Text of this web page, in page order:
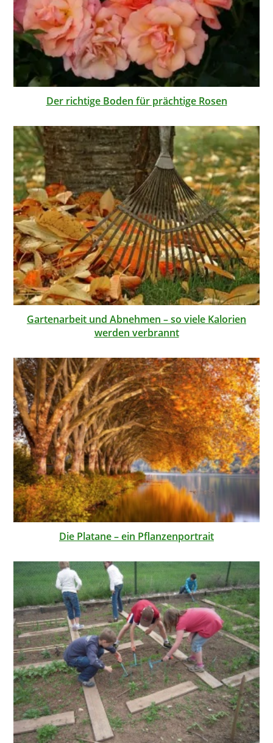
Der richtige Boden für prächtige Rosen
Gartenarbeit und Abnehmen – so viele Kalorien
werden verbrannt
Die Platane – ein Pflanzenportrait